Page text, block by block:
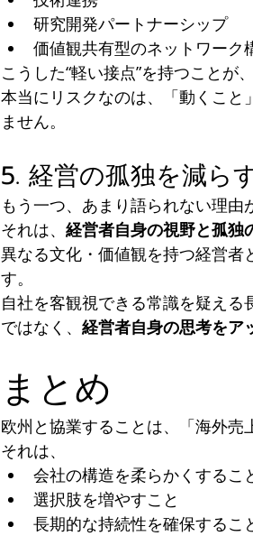
研究開発パートナーシップ
価値観共有型のネットワーク
こうした“軽い接点”を持つことが
本当にリスクなのは、「動くこ
ません。
5. 経営の孤独を減ら
もう一つ、あまり語られない理由
それは、 経営者自身の視野と孤独
異なる文化・価値観を持つ経営者
す。
自社を客観視できる常識を疑え
ではなく、 経営者自身の思考をア
まとめ
欧州と協業することは、「海外売
それは、
会社の構造を柔らかくするこ
選択肢を増やすこと
長期的な持続性を確保するこ